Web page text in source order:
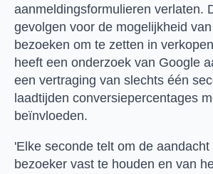
aanmeldingsformulieren verlaten.
gevolgen voor de mogelijkheid
bezoeken om te zetten in
heeft een onderzoek van Google
een vertraging van slechts één
laadtijden conversiepercentages
beïnvloeden.
'Elke seconde telt om de aandacht
bezoeker vast te houden en van